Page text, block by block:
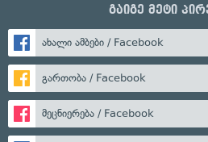
გაიგე მეტი
ახალი ამბები / Facebook
გართობა / Facebook
მეცნიერება / Facebook